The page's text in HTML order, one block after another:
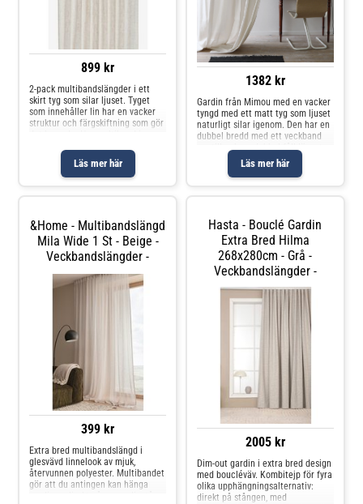
899 kr
Läs mer här
2-pack multibandslängder i ett
skirt tyg som silar ljuset. Tyget
som innehåller lin har en vacker
struktur och färgskiftning som gör
overlocksöm i nederkant. Använd
snabbfållningsband för a
1382 kr
Läs mer här
Gardin från Mimou med en vacker
tyngd med ett matt tyg som ljuset
naturligt silar igenom. Den har en
dubbel bredd med ett veckband
upptill och en dubbel fåll längst
ner perfekt för alla stilar. Om
gardinen från Mimou- Fingerkrok
ingår.- Finns i flera varianter.-
&Home - Multibandslängd
Mila Wide 1 St - Beige -
Veckbandslängder -
399 kr
Extra bred multibandslängd i
glesvävd linnelook av mjuk,
återvunnen polyester. Multibandet
gör att du antingen kan hänga
Hasta - Bouclé Gardin
Extra Bred Hilma
268x280cm - Grå -
Veckbandslängder -
2005 kr
Dim-out gardin i extra bred design
med boucléväv. Kombitejp för fyra
olika upphängningsalternativ:
direkt på stången, med